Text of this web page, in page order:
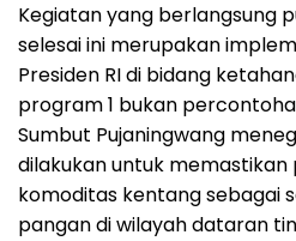
Kegiatan yang berlangsung
selesai ini merupakan
Presiden RI di bidang
program 1 bukan
Sumbut Pujaningwang
dilakukan untuk
komoditas kentang sebagai
pangan di wilayah dataran